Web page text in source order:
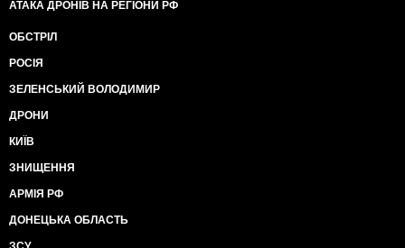
АТАКА ДРОНІВ НА РЕГІОНИ РФ
ОБСТРІЛ
РОСІЯ
ЗЕЛЕНСЬКИЙ ВОЛОДИМИР
ДРОНИ
КИЇВ
ЗНИЩЕННЯ
АРМІЯ РФ
ДОНЕЦЬКА ОБЛАСТЬ